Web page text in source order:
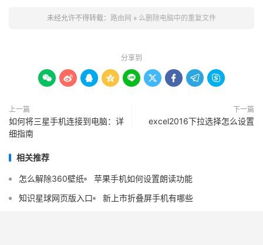
未经允许不得转载： 路由网 » 么删除电脑中的重复文件
分享到
        
上一篇
如何将三星手机连接到电脑：详
细指南
下一篇
excel2016下拉选择怎么设置
相关推荐
怎么解除360壁纸
苹果手机如何设置朗读功能
知识星球网页版入口
新上市折叠屏手机有哪些